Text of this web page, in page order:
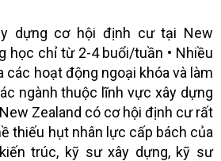
dựng cơ hội định cư tại New
học chỉ từ 2-4 buổi/tuần • Nhiều
các hoạt động ngoại khóa và làm
ngành thuộc lĩnh vực xây dựng
Zealand có cơ hội định cư rất
thiếu hụt nhân lực cấp bách của
trúc, kỹ sư xây dựng, kỹ sư